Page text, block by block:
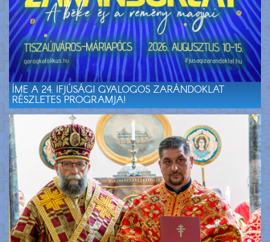
ÍME A 24. IFJÚSÁGI GYALOGOS ZARÁNDOKLAT
RÉSZLETES PROGRAMJA!